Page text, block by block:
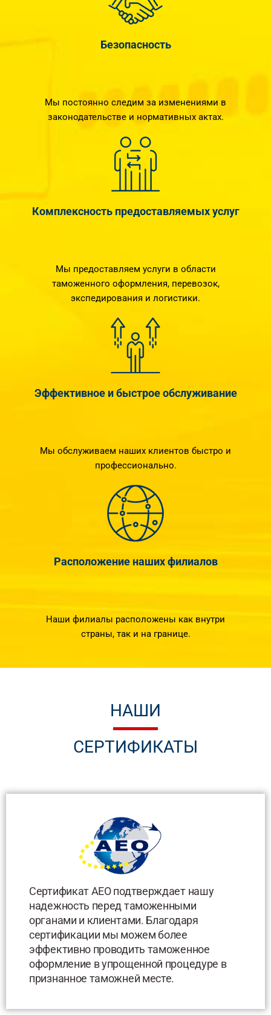
Безопасность
Мы постоянно следим за изменениями в
законодательстве и нормативных актах.
Комплексность предоставляемых услуг
Мы предоставляем услуги в области
таможенного оформления, перевозок,
экспедирования и логистики.
Эффективное и быстрое обслуживание
Мы обслуживаем наших клиентов быстро и
профессионально.
Расположение наших филиалов
Наши филиалы расположены как внутри
страны, так и на границе.
НАШИ
СЕРТИФИКАТЫ
Сертификат AEO подтверждает нашу
надежность перед таможенными
органами и клиентами. Благодаря
сертификации мы можем более
эффективно проводить таможенное
оформление в упрощенной процедуре в
признанное таможней месте.